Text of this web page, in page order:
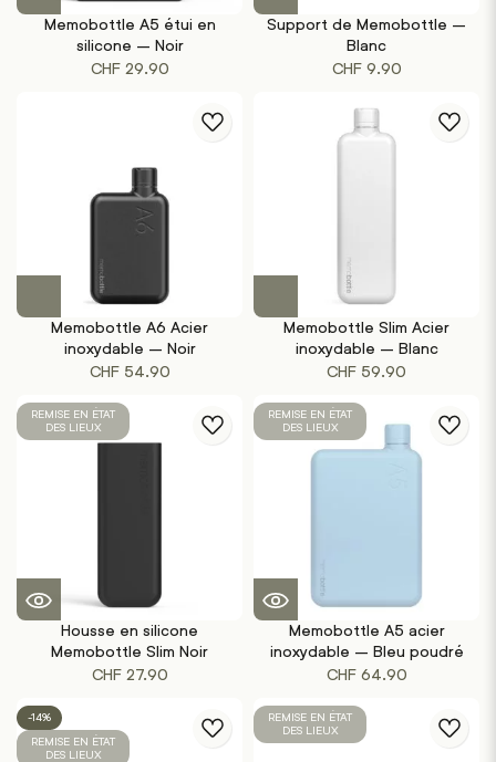
Memobottle A5 étui en
silicone – Noir
CHF29.90
Support de Memobottle –
Blanc
CHF9.90
Memobottle A6 Acier
inoxydable – Noir
CHF54.90
Memobottle Slim Acier
inoxydable – Blanc
CHF 59.90
REMISE EN ÉTAT
DES LIEUX
Housse en silicone
Memobottle Slim Noir
CHF27.90
REMISE EN ÉTAT
DES LIEUX
Memobottle A5 acier
inoxydable – Bleu poudré
CHF64.90
-14%
REMISE EN ÉTAT
DES LIEUX
REMISE EN ÉTAT
DES LIEUX